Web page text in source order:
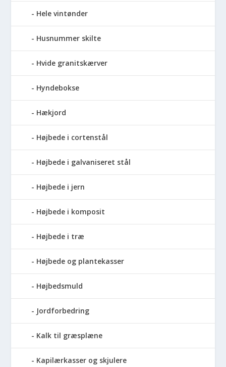
Hele vintønder
Husnummer skilte
Hvide granitskærver
Hyndebokse
Hækjord
Højbede i cortenstål
Højbede i galvaniseret stål
Højbede i jern
Højbede i komposit
Højbede i træ
Højbede og plantekasser
Højbedsmuld
Jordforbedring
Kalk til græsplæne
Kapilærkasser og skjulere